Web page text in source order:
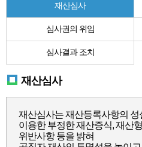
재산심사
심사권의 위임
심사결과 조치
재산심사
재산심사는 재산등록사항의
이용한 부정한 재산증식, 재산
위반사항 등을 밝혀